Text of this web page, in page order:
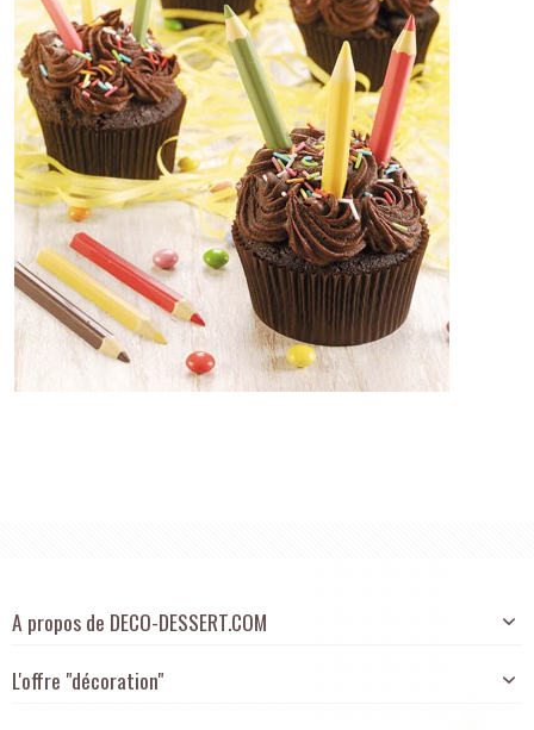
A propos de DECO-DESSERT.COM
L'offre "décoration"